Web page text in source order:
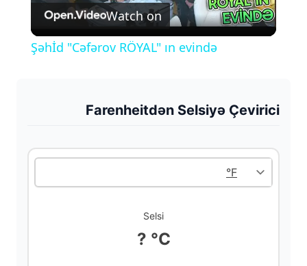
l
y
V
i
d
Watch on
Şəhİd "Cəfərov RÖYAL" ın evində
Farenheitdən Selsiyə Çevirici
Selsi
? °C